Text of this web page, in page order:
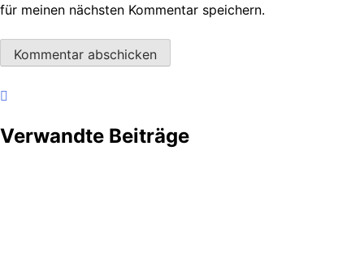
für meinen nächsten Kommentar speichern.
Verwandte Beiträge